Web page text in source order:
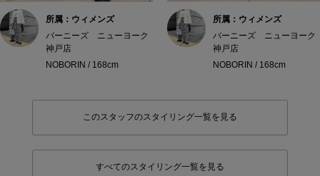
所属：ウィメンズ
バーニーズ ニューヨーク
神戸店
NOBORIN / 168cm
所属：ウィメンズ
バーニーズ ニューヨーク
神戸店
NOBORIN / 168cm
このスタッフのスタイリング一覧を見る
すべてのスタイリング一覧を見る